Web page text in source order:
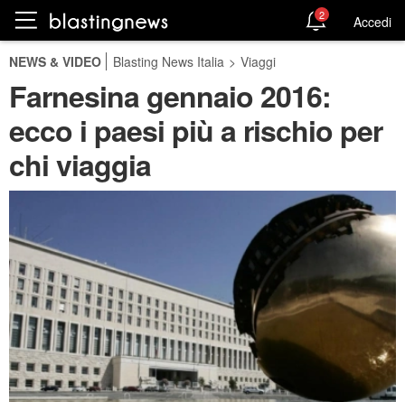
2 Accedi
NEWS & VIDEO Blasting News Italia > Viaggi
Farnesina gennaio 2016:
ecco i paesi più a rischio per
chi viaggia